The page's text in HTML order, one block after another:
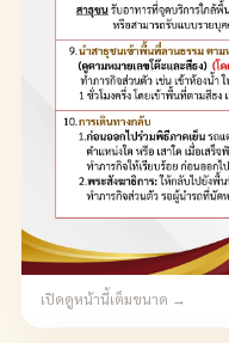
เปิดดูหน้านี้เต็มขนาด →